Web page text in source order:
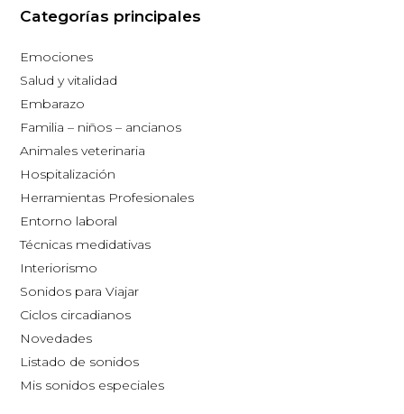
30,00€
variantes.
página
Categorías principales
Emociones
Salud y vitalidad
Embarazo
Familia – niños – ancianos
Animales veterinaria
Hospitalización
Herramientas Profesionales
Entorno laboral
Técnicas medidativas
Interiorismo
Sonidos para Viajar
Ciclos circadianos
Novedades
Listado de sonidos
Mis sonidos especiales